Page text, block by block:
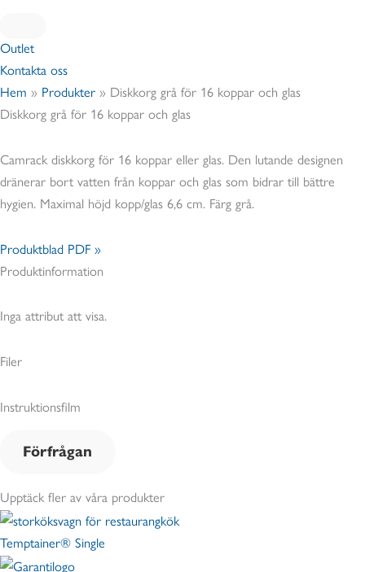
Outlet
Kontakta oss
Hem » Produkter » Diskkorg grå för 16 koppar och glas
Diskkorg grå för 16 koppar och glas
Camrack diskkorg för 16 koppar eller glas. Den lutande designen
dränerar bort vatten från koppar och glas som bidrar till bättre
hygien. Maximal höjd kopp/glas 6,6 cm. Färg grå.
Produktblad PDF »
Produktinformation
Inga attribut att visa.
Filer
Instruktionsfilm
Förfrågan
Upptäck fler av våra produkter
Temptainer® Single